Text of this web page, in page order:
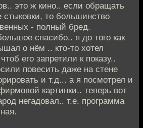
это ж кино.. если обращать
стыковки, то большинство
- полный бред.
спасибо.. я до того как
о нём .. кто-то хотел
его запретили к показу..
повесить даже на стене
и т.д... а я посмотрел и
картинки.. теперь вот
негадовал.. т.е. программа